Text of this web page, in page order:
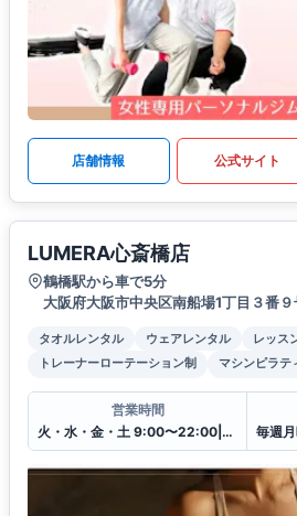
店舗情報 公式サイト
LUMERA心斎橋店
鶴橋駅から車で5分
大阪府大阪市中央区南船場1丁目３番
タオルレンタル ウェアレンタル レッス
トレーナーローテーション制
マシンピラテ
営業時間
火・水・金・土 9:00〜22:00|木曜日のみ12:00〜22:00